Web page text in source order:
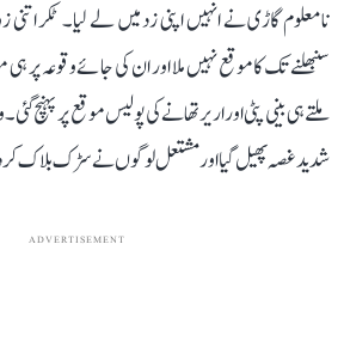
نامعلوم گاڑی نے انہیں اپنی زد میں لے لیا۔ ٹکر اتنی
سنبھلنے تک کا موقع نہیں ملا اور ان کی جائے وقوعہ
ملتے ہی بینی پٹی اور اریر تھانے کی پولیس موقع پر پہنچ
شدید غصہ پھیل گیا اور مشتعل لوگوں نے سڑک بلاک
ADVERTISEMENT